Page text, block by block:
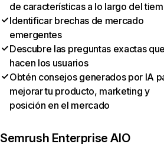
de características a lo largo del
Identificar brechas de mercado
emergentes
Descubre las preguntas exactas
hacen los usuarios
Obtén consejos generados por IA
mejorar tu producto, marketing y
posición en el mercado
Semrush Enterprise AIO